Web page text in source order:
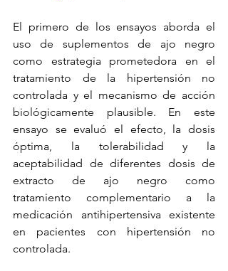
El primero de los ensayos aborda el
uso de suplementos de ajo negro
como estrategia prometedora en el
tratamiento de la hipertensión no
controlada y el mecanismo de acción
biológicamente plausible. En este
ensayo se evaluó el efecto, la dosis
óptima, la tolerabilidad y la
aceptabilidad de diferentes dosis de
extracto de ajo negro como
tratamiento complementario a la
medicación antihipertensiva existente
en pacientes con hipertensión no
controlada.